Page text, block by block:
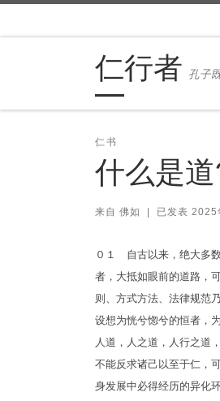
仁行者 孔子
仁书
什么是
来自 佛如 | 已发表 2025
０１ 自古以来，绝大多
者，大抵如眼前的道路，
则、方式方法、法律规范
设想为恍兮惚兮的恒者，
人道，人之道，人行之道
不能反求诸己以至于仁，
身发展中必得经历的异化